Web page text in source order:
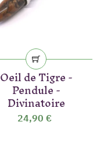
Oeil de Tigre -
Pendule -
Divinatoire
24,90 €